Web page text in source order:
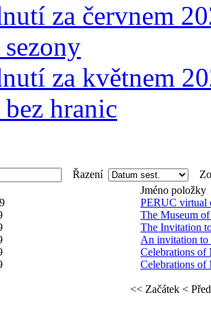
za červnem
za květnem
hranic
Řazení
Jméno položky
PERUC virtual
The Museum
The Invitation
An invitation to
Celebrations of
Celebrations of
<< Začátek <